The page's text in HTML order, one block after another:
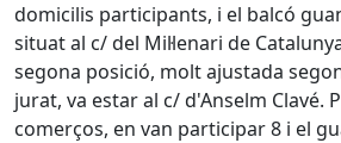
domicilis participants, i el balcó
situat al c/ del Mil·lenari de
segona posició, molt ajustada
jurat, va estar al c/ d'Anselm Clavé.
comerços, en van participar 8 i el